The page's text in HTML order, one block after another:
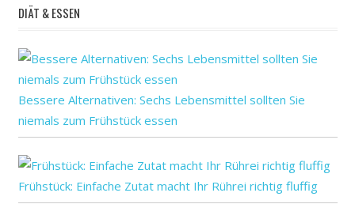
Studium
verlangsamt
DIÄT & ESSEN
Bessere Alternativen: Sechs Lebensmittel sollten Sie
niemals zum Frühstück essen
Frühstück: Einfache Zutat macht Ihr Rührei richtig fluffig